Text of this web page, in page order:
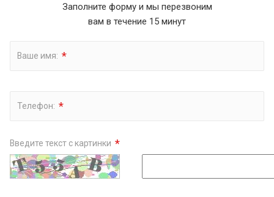
Заполните форму и мы перезвоним
вам в течение 15 минут
Ваше имя: *
Телефон: *
Введите текст с картинки *